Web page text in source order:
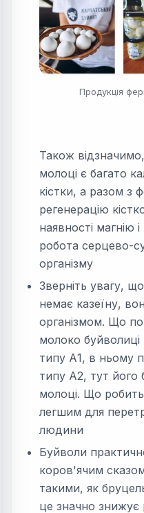
Продукція
Також
молоці є багато
кістки, а разом з
регенерацію
наявності магнію
робота серцево-
організму
Зверніть увагу,
немає казеїну,
організмом. Що
молоко буйволиці
типу А1, в ньому
типу А2, тут його
молоці. Що
легшим для
людини
Буйволи
коров'ячим
такими, як
це значно знижує